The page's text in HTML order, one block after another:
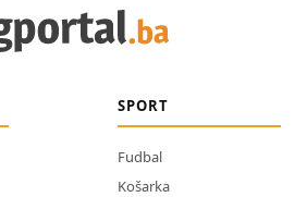
SPORT
Fudbal
Košarka